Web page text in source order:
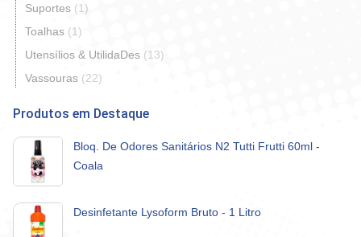
Suportes (1)
Toalhas (1)
Utensílios & UtilidaDes (13)
Vassouras (22)
Produtos em Destaque
Bloq. De Odores Sanitários N2 Tutti Frutti 60ml -
Coala
Desinfetante Lysoform Bruto - 1 Litro